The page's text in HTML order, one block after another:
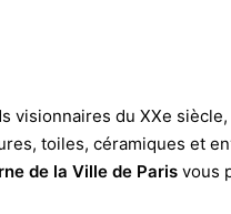
visionnaires du XXe
toiles, céramiques et
de la Ville de Paris vous